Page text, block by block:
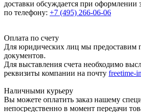
доставки обсуждается при оформлении
по телефону: +7 (495) 266-06-06
Оплата по счету
Для юридических лиц мы предоставим
документов.
Для выставления счета необходимо
реквизиты компании на почту freetime-
Наличными курьеру
Вы можете оплатить заказ нашему
непосредственно в момент передачи